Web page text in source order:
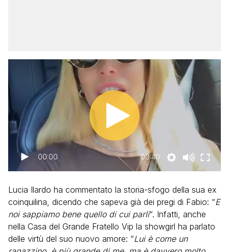
00:00 00:40
Lucia Ilardo ha commentato la storia-sfogo della sua ex
coinquilina, dicendo che sapeva già dei pregi di Fabio: “E
noi sappiamo bene quello di cui parli“. Infatti, anche
nella Casa del Grande Fratello Vip la showgirl ha parlato
delle virtù del suo nuovo amore: “Lui è come un